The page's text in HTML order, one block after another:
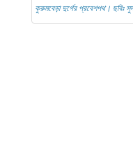
কুরুমবেড়া দুর্গের প্রবেশপথ। ছবিঃ